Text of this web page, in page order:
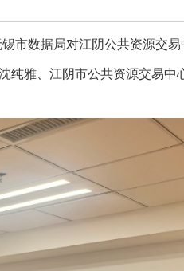
市数据局对江阴公共资源交
纯雅、江阴市公共资源交易中